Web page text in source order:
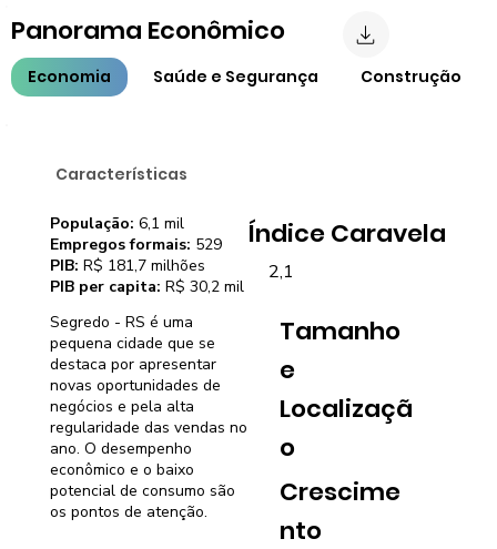
Características
Segredo - RS é uma
pequena cidade que se
destaca por apresentar
novas oportunidades de
negócios e pela alta
regularidade das vendas no
ano. O desempenho
econômico e o baixo
potencial de consumo são
os pontos de atenção.
Índice Caravela
2,1
Tamanho
e
Localizaçã
o
Crescime
nto
População: 6,1 mil
Empregos formais: 529
PIB: R$ 181,7 milhões
PIB per capita: R$ 30,2 mil
Economia Saúde e Segurança Construção
Panorama Econômico